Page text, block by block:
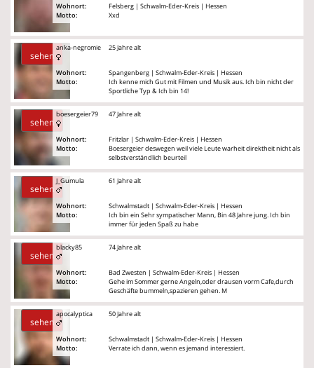
Wohnort:
Motto:
Felsberg | Schwalm-Eder-Kreis | Hessen
Xxd
sehen
anka-negromie
Wohnort:
Motto:
25 Jahre alt
Spangenberg | Schwalm-Eder-Kreis | Hessen
Ich kenne mich Gut mit Filmen und Musik aus. Ich bin nicht der
Sportliche Typ & Ich bin 14!
sehen
boesergeier79
Wohnort:
Motto:
47 Jahre alt
Fritzlar | Schwalm-Eder-Kreis | Hessen
Boesergeier deswegen weil viele Leute warheit direktheit nicht als
selbstverständlich beurteil
sehen
J_Gumula
Wohnort:
Motto:
61 Jahre alt
Schwalmstadt | Schwalm-Eder-Kreis | Hessen
Ich bin ein Sehr sympatischer Mann, Bin 48 Jahre jung. Ich bin
immer für jeden Spaß zu habe
sehen
blacky85
Wohnort:
Motto:
74 Jahre alt
Bad Zwesten | Schwalm-Eder-Kreis | Hessen
Gehe im Sommer gerne Angeln,oder drausen vorm Cafe,durch
Geschäfte bummeln,spazieren gehen. M
sehen
apocalyptica
Wohnort:
Motto:
50 Jahre alt
Schwalmstadt | Schwalm-Eder-Kreis | Hessen
Verrate ich dann, wenn es jemand interessiert.